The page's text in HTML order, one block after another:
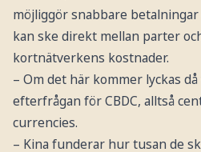
möjliggör snabbare
kan ske direkt mellan parter
kortnätverkens kostnader.
– Om det här kommer lyckas
efterfrågan för CBDC, alltså
currencies.
– Kina funderar hur tusan de